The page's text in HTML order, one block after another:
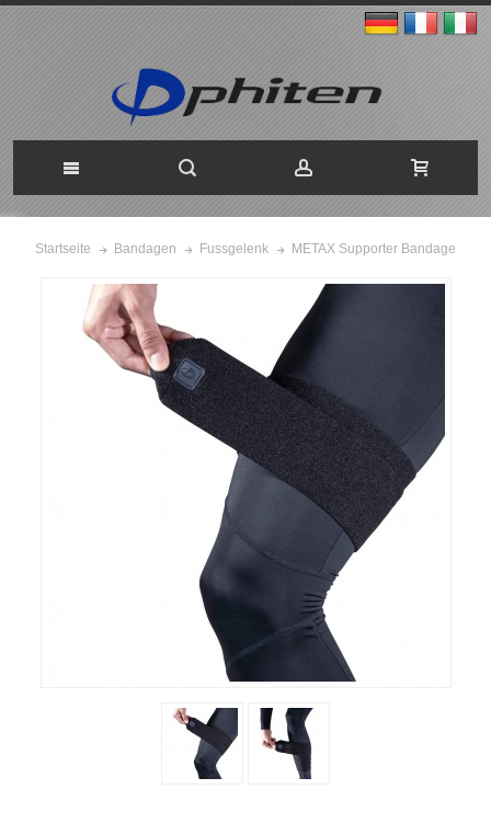
Startseite Bandagen Fussgelenk METAX Supporter Bandage